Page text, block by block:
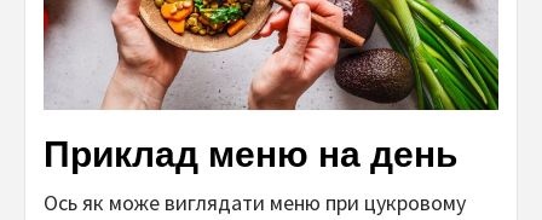
Приклад меню на день
Ось як може виглядати меню при цукровому